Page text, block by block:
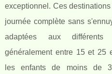
exceptionnel. Ces
journée complète sans
adaptées aux
généralement entre 15 et 25
les enfants de moins de